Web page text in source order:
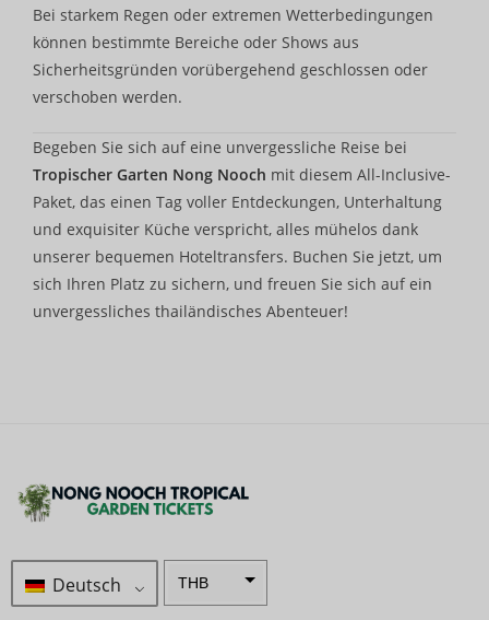
Bei starkem Regen oder extremen Wetterbedingungen
können bestimmte Bereiche oder Shows aus
Sicherheitsgründen vorübergehend geschlossen oder
verschoben werden.
Begeben Sie sich auf eine unvergessliche Reise bei
Tropischer Garten Nong Nooch mit diesem All-Inclusive-
Paket, das einen Tag voller Entdeckungen, Unterhaltung
und exquisiter Küche verspricht, alles mühelos dank
unserer bequemen Hoteltransfers. Buchen Sie jetzt, um
sich Ihren Platz zu sichern, und freuen Sie sich auf ein
unvergessliches thailändisches Abenteuer!
Deutsch THB